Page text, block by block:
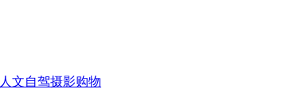
人文自驾摄影购物